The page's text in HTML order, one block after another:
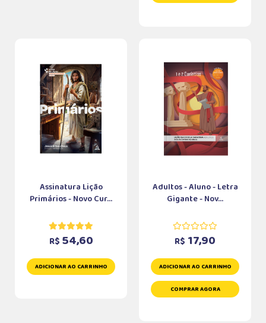
Assinatura Lição
Primários - Novo Cur...
R$ 54,60
ADICIONAR AO CARRINHO
Adultos - Aluno - Letra
Gigante - Nov...
R$ 17,90
ADICIONAR AO CARRINHO
COMPRAR AGORA